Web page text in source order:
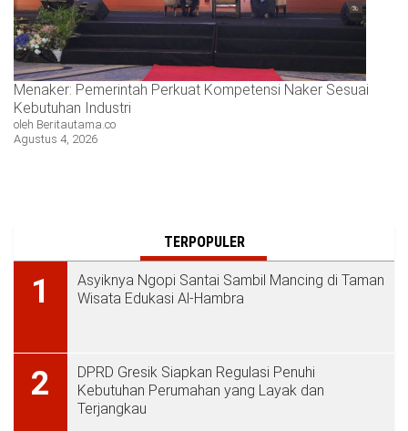
Menaker: Pemerintah Perkuat Kompetensi Naker Sesuai
Kebutuhan Industri
oleh Beritautama.co
Agustus 4, 2026
TERPOPULER
1
Asyiknya Ngopi Santai Sambil Mancing di Taman
Wisata Edukasi Al-Hambra
2
DPRD Gresik Siapkan Regulasi Penuhi
Kebutuhan Perumahan yang Layak dan
Terjangkau